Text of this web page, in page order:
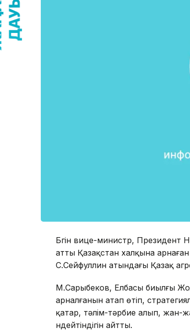
Бүгін вице-министр, Президент
атты Қазақстан халқына
С.Сейфуллин атындағы Қазақ
М.Сарыбеков, Елбасы биылғы
арналғанын атап өтіп,
қатар, тәлім-тәрбие алып, жан-
үндейтіндігін айтты.